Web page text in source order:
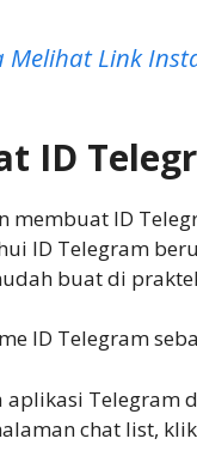
Melihat Link
ID
membuat ID
ID Telegram
buat di
ID Telegram
aplikasi Telegram
chat list, klik